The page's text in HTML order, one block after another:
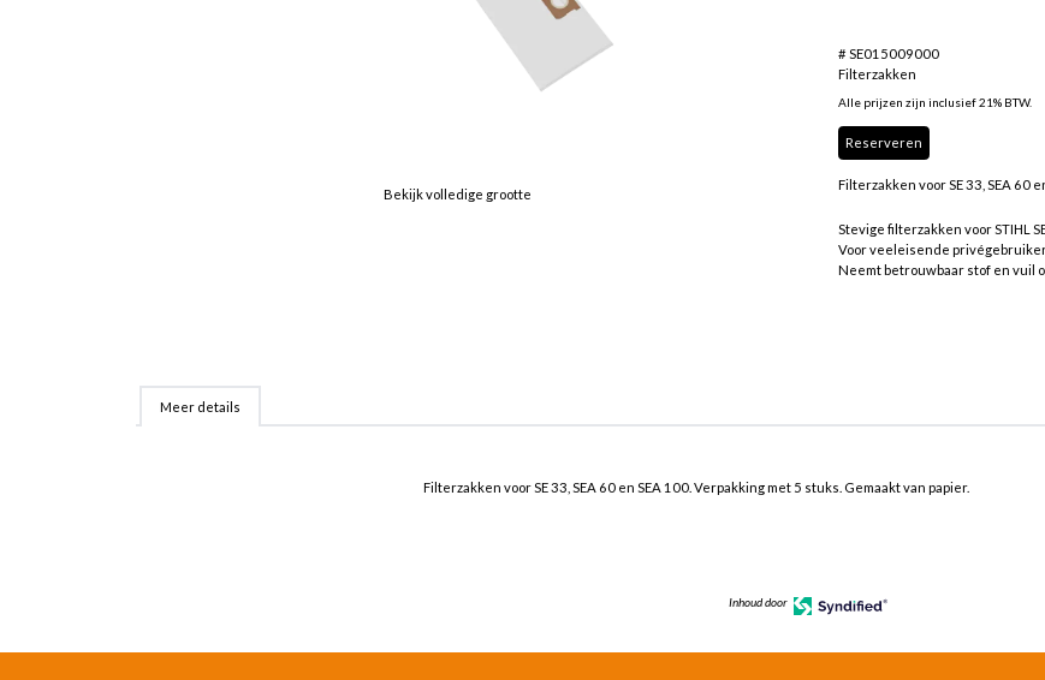
Bekijk volledige grootte
# SE015009000
Filterzakken
Alle prijzen zijn inclusief 21% BTW.
Reserveren
Filterzakken voor SE 33, SEA 60
Stevige filterzakken voor STIHL
Voor veeleisende
Neemt betrouwbaar stof en vuil
Meer details
Filterzakken voor SE 33, SEA 60 en SEA 100. Verpakking met 5 stuks. Gemaakt van papier.
Inhoud door